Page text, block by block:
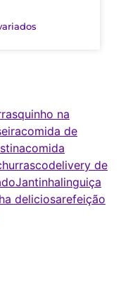
na
comida de
comida
delivery de
Jantinhalinguiça
deliciosarefeição